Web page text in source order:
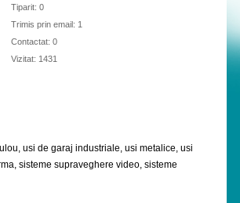
Tiparit: 0
Trimis prin email: 1
Contactat: 0
Vizitat: 1431
usi de garaj industriale, usi metalice, usi
sisteme supraveghere video, sisteme